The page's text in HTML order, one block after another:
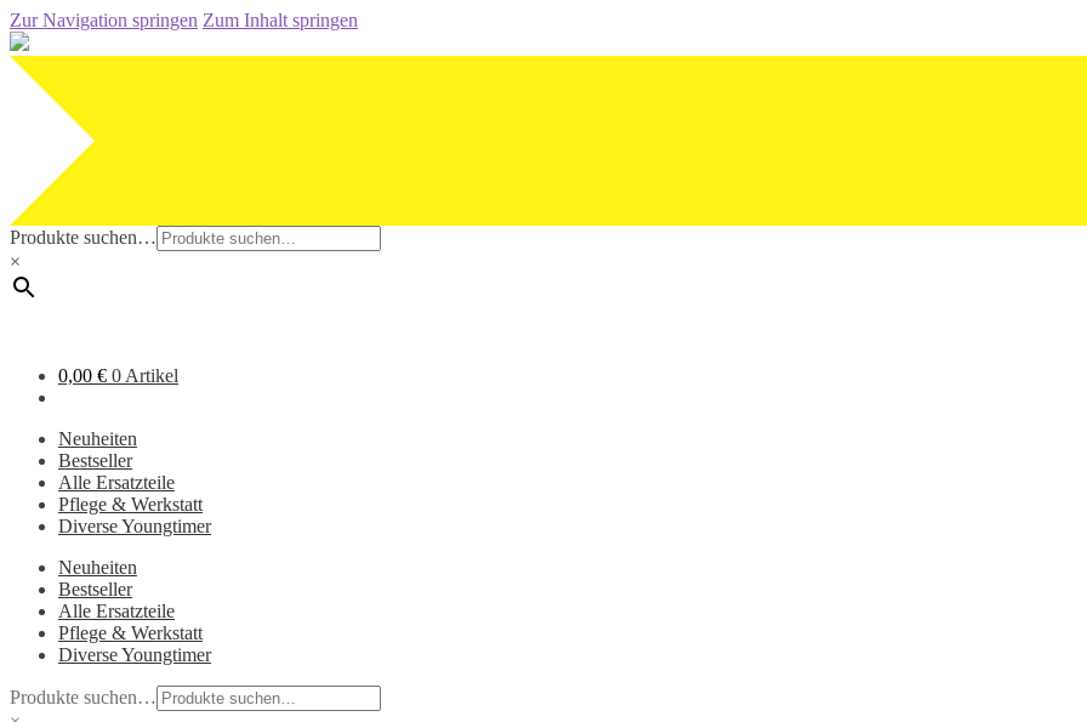
Zur Navigation springen Zum Inhalt springen
Produkte suchen…
×
0,00 € 0 Artikel
Neuheiten
Bestseller
Alle Ersatzteile
Pflege & Werkstatt
Diverse Youngtimer
Neuheiten
Bestseller
Alle Ersatzteile
Pflege & Werkstatt
Diverse Youngtimer
Produkte suchen…